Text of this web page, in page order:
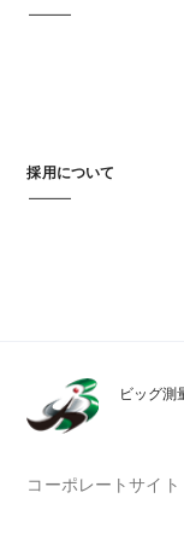
採用について
ビッグ測
コーポレートサイト